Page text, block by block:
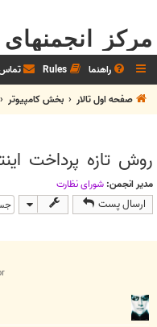
مرکز
راهنما Rules تماس
صفحه اول تالار
بخش كامپيوتر
روش تازه پرداخت
مدیر انجمن: شوراي نظارت
ارسال پست